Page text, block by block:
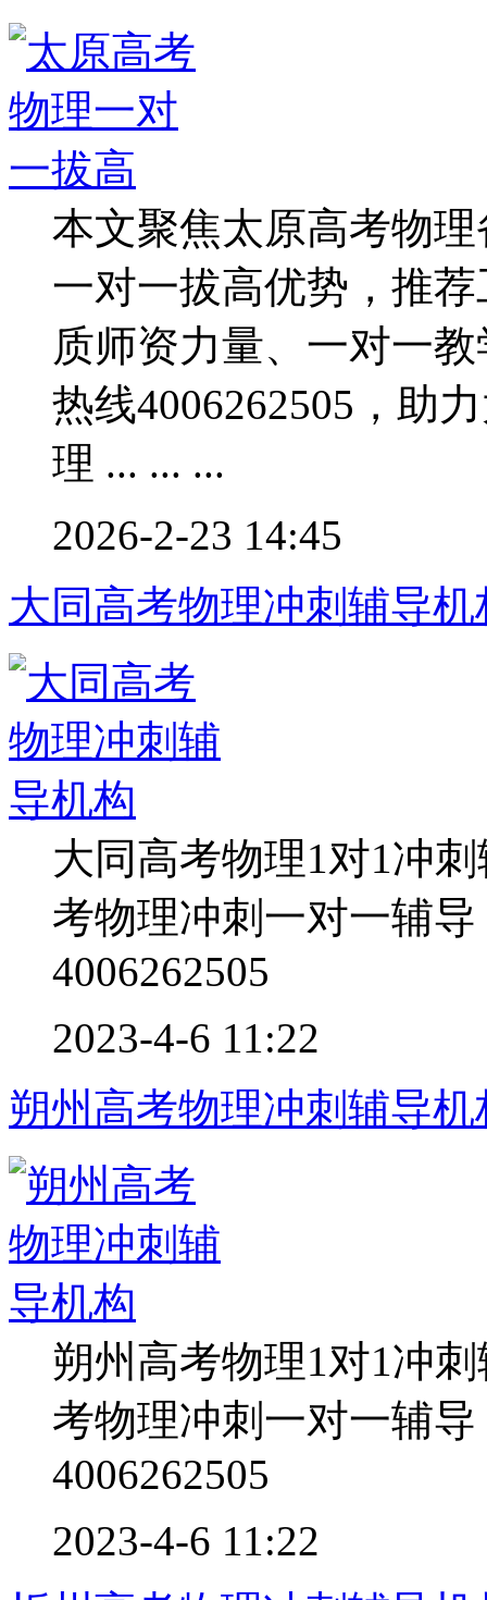
本文聚焦太原高考物
一对一拔高优势，推
质师资力量、一对一
热线4006262505，助
理 ... ... ...
2026-2-23 14:45
大同高考物理冲刺辅导机
大同高考物理1对1冲
考物理冲刺一对一辅
4006262505
2023-4-6 11:22
朔州高考物理冲刺辅导机
朔州高考物理1对1冲
考物理冲刺一对一辅
4006262505
2023-4-6 11:22